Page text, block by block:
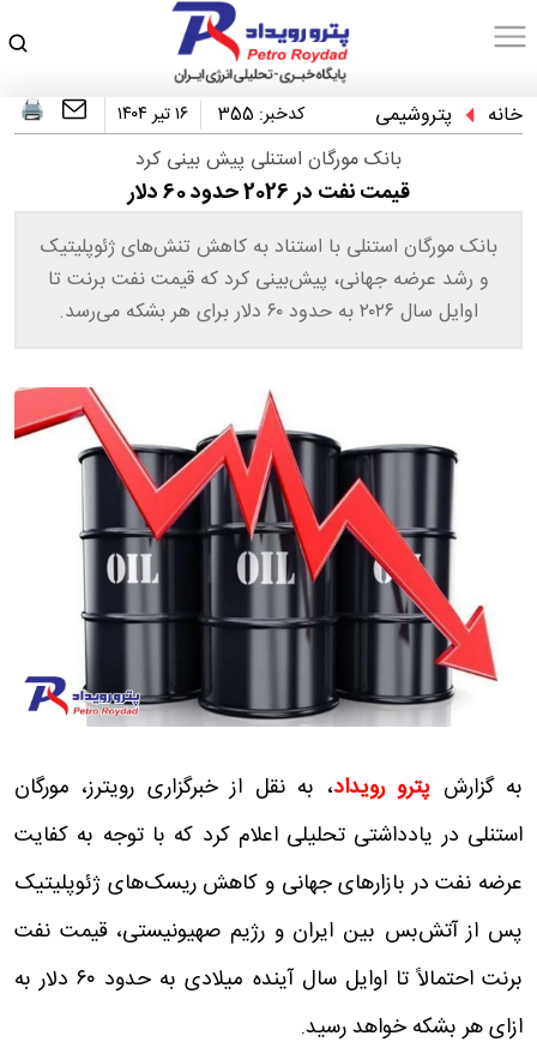
خانه پتروشیمی کدخبر: 355 ۱۶ تیر ۱۴۰۴
بانک مورگان استنلی پیش بینی کرد
قیمت نفت در 2026 حدود 60 دلار
بانک مورگان استنلی با استناد به کاهش تنش‌های ژئوپلیتیک
و رشد عرضه جهانی، پیش‌بینی کرد که قیمت نفت برنت تا
اوایل سال ۲۰۲۶ به حدود ۶۰ دلار برای هر بشکه می‌رسد.
به گزارش پترو رویداد، به نقل از خبرگزاری رویترز، مورگان
استنلی در یادداشتی تحلیلی اعلام کرد که با توجه به کفایت
عرضه نفت در بازارهای جهانی و کاهش ریسک‌های ژئوپلیتیک
پس از آتش‌بس بین ایران و رژیم صهیونیستی، قیمت نفت
برنت احتمالاً تا اوایل سال آینده میلادی به حدود ۶۰ دلار به
ازای هر بشکه خواهد رسید.